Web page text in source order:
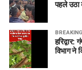
पहले उठा
विभाग ने